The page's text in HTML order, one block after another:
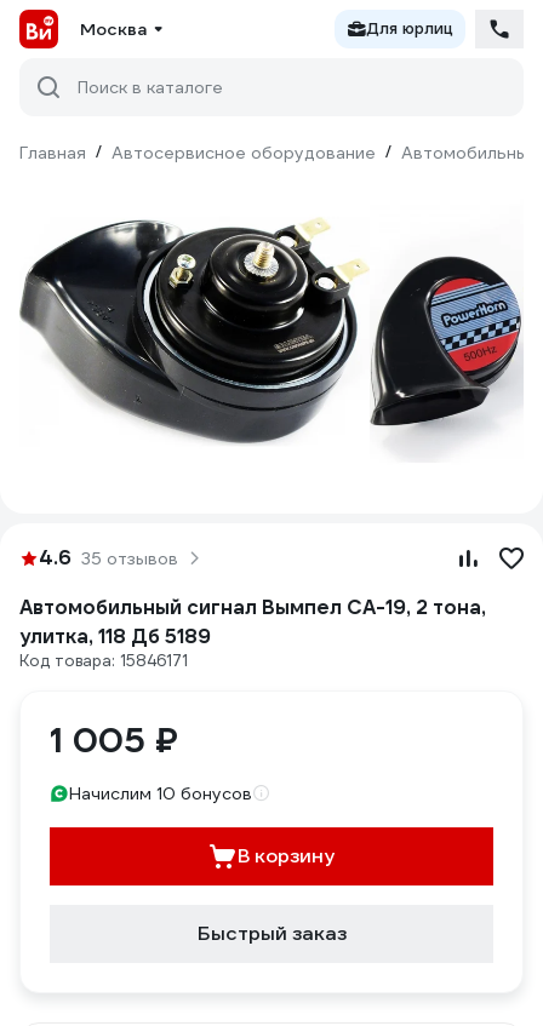
Москва Для юрлиц
Поиск в каталоге
Главная / Автосервисное оборудование / Автомобильные
4.6 35 отзывов
Автомобильный сигнал Вымпел СА-19, 2 тона,
улитка, 118 Дб 5189
Код товара: 15846171
1 005 ₽
Начислим 10 бонусов
В корзину
Быстрый заказ